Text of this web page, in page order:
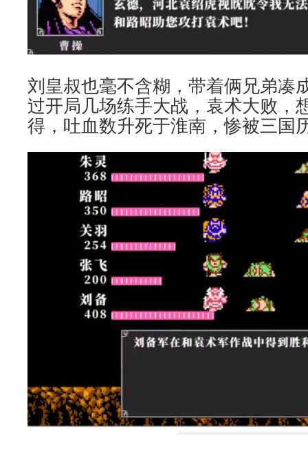
刘皇叔也毫不含糊，带着俩兄弟凑
过开局几场练手大战，袁术大败，
得，吐血数升死于淮南，惨被三国